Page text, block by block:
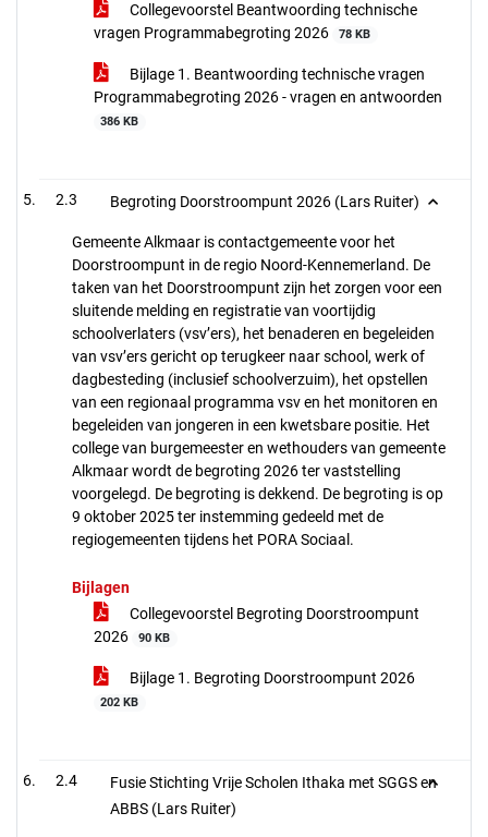
Collegevoorstel Beantwoording technische
vragen Programmabegroting 2026
78 KB
Bijlage 1. Beantwoording technische vragen
Programmabegroting 2026 - vragen en antwoorden
386 KB
2.3 Begroting Doorstroompunt 2026 (Lars Ruiter)
Gemeente Alkmaar is contactgemeente voor het
Doorstroompunt in de regio Noord-Kennemerland. De
taken van het Doorstroompunt zijn het zorgen voor een
sluitende melding en registratie van voortijdig
schoolverlaters (vsv’ers), het benaderen en begeleiden
van vsv’ers gericht op terugkeer naar school, werk of
dagbesteding (inclusief schoolverzuim), het opstellen
van een regionaal programma vsv en het monitoren en
begeleiden van jongeren in een kwetsbare positie. Het
college van burgemeester en wethouders van gemeente
Alkmaar wordt de begroting 2026 ter vaststelling
voorgelegd. De begroting is dekkend. De begroting is op
9 oktober 2025 ter instemming gedeeld met de
regiogemeenten tijdens het PORA Sociaal.
Bijlagen
Collegevoorstel Begroting Doorstroompunt
2026
90 KB
Bijlage 1. Begroting Doorstroompunt 2026
202 KB
2.4
Fusie Stichting Vrije Scholen Ithaka met SGGS en
ABBS (Lars Ruiter)